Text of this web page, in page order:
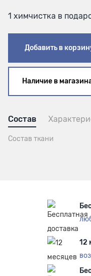
1 химчистка в
Добавить в
Наличие в
Состав
Состав ткани
12